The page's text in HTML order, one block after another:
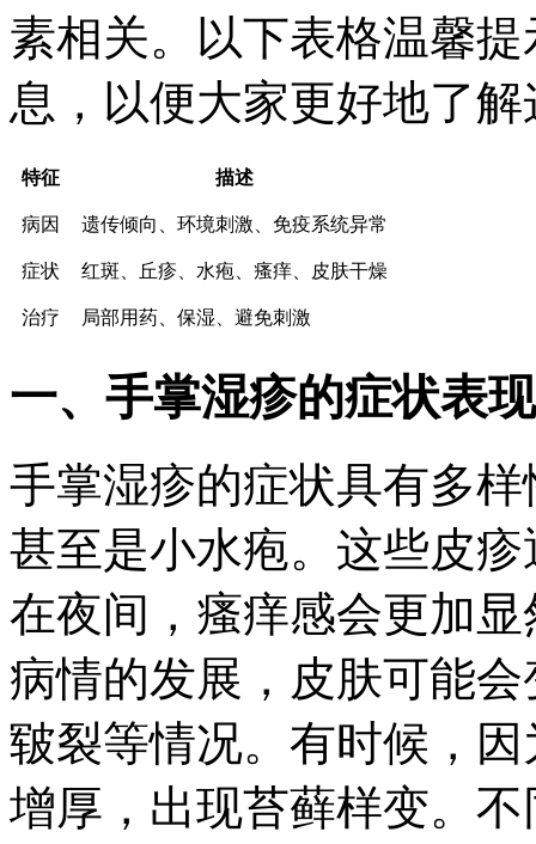
素相关。以下表格温馨
息，以便大家更好地了
特征 描述
病因 遗传倾向、环境刺激、免疫系统异常
症状 红斑、丘疹、水疱、瘙痒、皮肤干燥
治疗 局部用药、保湿、避免刺激
一、手掌湿疹的症状表现
手掌湿疹的症状具有多
甚至是小水疱。这些皮
在夜间，瘙痒感会更加
病情的发展，皮肤可能
皲裂等情况。有时候，
增厚，出现苔藓样变。